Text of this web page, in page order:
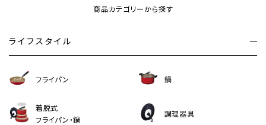
商品カテゴリーから探す
ライフスタイル
フライパン 鍋
着脱式
フライパン・鍋
調理器具